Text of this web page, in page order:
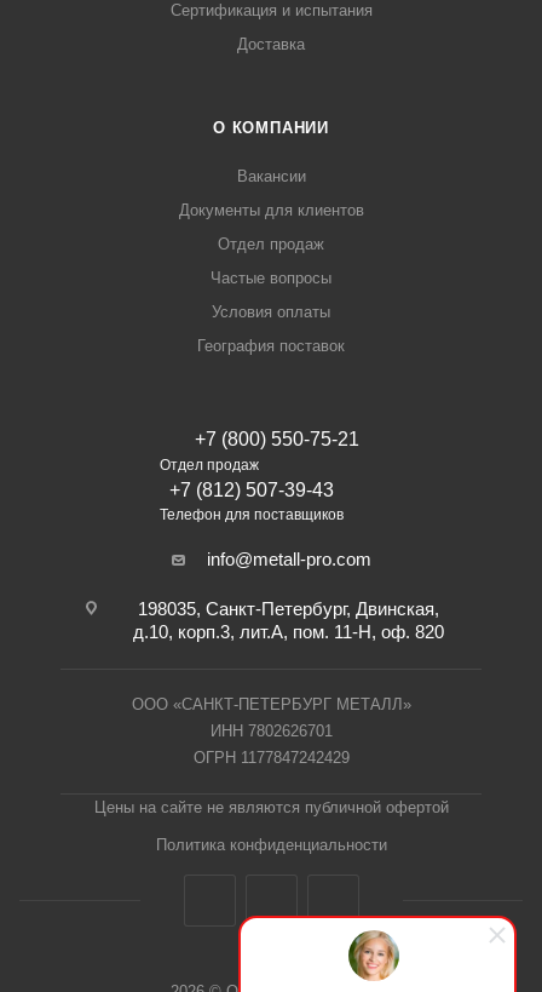
Сертификация и испытания
Доставка
О КОМПАНИИ
Вакансии
Документы для клиентов
Отдел продаж
Частые вопросы
Условия оплаты
География поставок
+7 (800) 550-75-21
Отдел продаж
+7 (812) 507-39-43
Телефон для поставщиков
info@metall-pro.com
198035, Санкт-Петербург, Двинская,
д.10, корп.3, лит.А, пом. 11-Н, оф. 820
ООО «САНКТ-ПЕТЕРБУРГ МЕТАЛЛ»
ИНН 7802626701
ОГРН 1177847242429
Цены на сайте не являются публичной офертой
Политика конфиденциальности